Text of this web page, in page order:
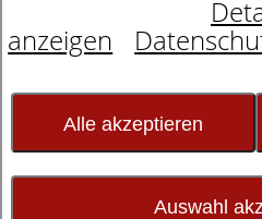
anzeigen
Alle akzeptieren
Auswahl
Schlafwissen
erholsame
Erholsame
Gewichtsklassen